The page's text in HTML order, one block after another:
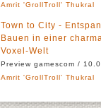
Amrit 'GrollTroll' Thukral
Town to City -
Bauen in einer
Voxel-Welt
Preview gamescom /
Amrit 'GrollTroll' Thukral